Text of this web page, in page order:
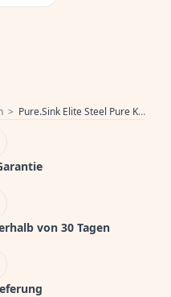
> Pure.Sink Elite Steel Pure Küchenarmatur PVD gebürstetes Gold PS8010-60
von 30 Tagen